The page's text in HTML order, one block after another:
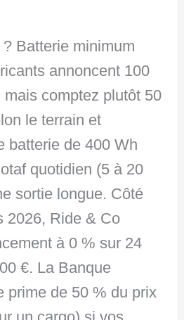
Batterie minimum
annoncent 100
mais comptez plutôt 50
le terrain et
batterie de 400 Wh
quotidien (5 à 20
sortie longue. Côté
2026, Ride & Co
à 0 % sur 24
€. La Banque
prime de 50 % du prix